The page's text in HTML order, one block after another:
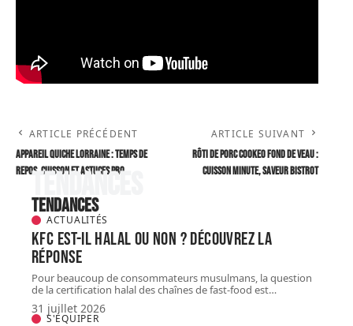
ARTICLE PRÉCÉDENT
Appareil Quiche lorraine : temps de
repos, cuisson et astuces pro
ARTICLE SUIVANT
Rôti de porc Cookeo fond de veau :
cuisson minute, saveur bistrot
Tendances
Tendances
ACTUALITÉS
KFC est-il halal ou non ? Découvrez la
réponse
Pour beaucoup de consommateurs musulmans, la question
de la certification halal des chaînes de fast-food est…
31 juillet 2026
S'ÉQUIPER